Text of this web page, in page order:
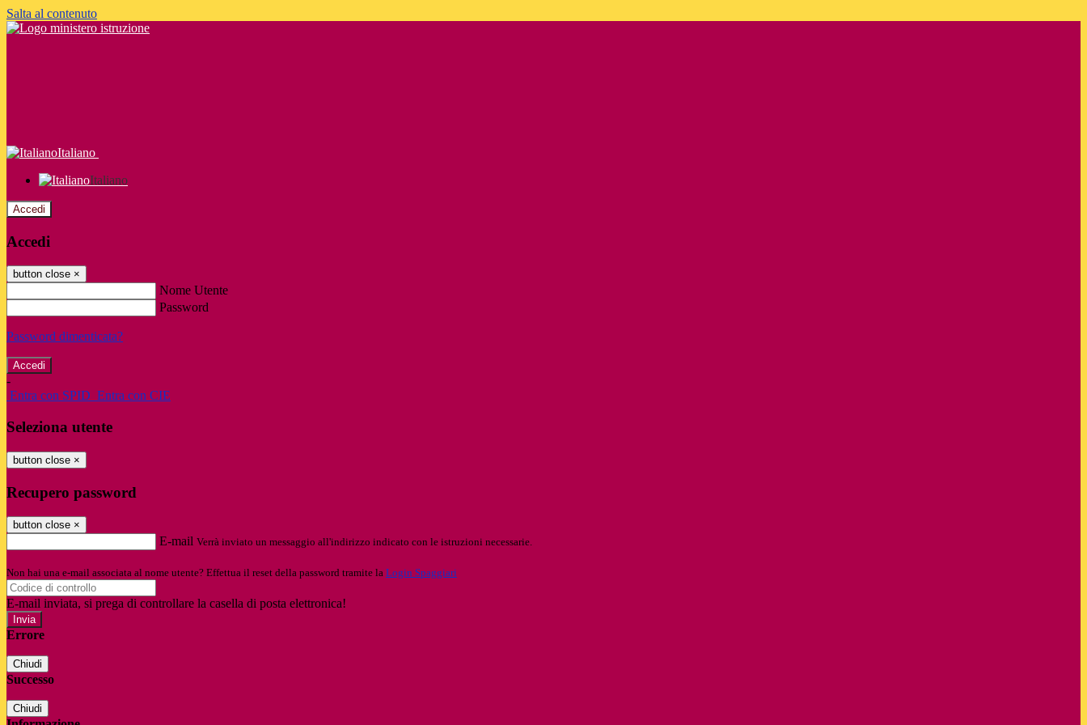
Salta al contenuto
Italiano
Italiano
Accedi
Accedi
button close ×
Nome Utente
Password
Password dimenticata?
-
Entra con SPID Entra con CIE
Seleziona utente
button close ×
Recupero password
button close ×
E-mail Verrà inviato un messaggio all'indirizzo indicato con le istruzioni necessarie.
Non hai una e-mail associata al nome utente? Effettua il reset della password tramite la Login Spaggiari
E-mail inviata, si prega di controllare la casella di posta elettronica!
Errore
Chiudi
Successo
Chiudi